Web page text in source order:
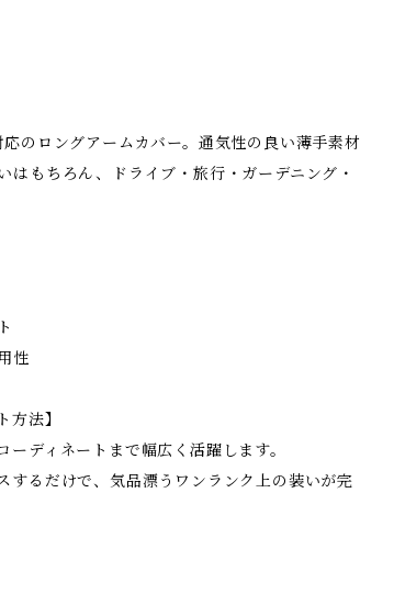
のロングアームカバー。通気性の良い薄手素材
もちろん、ドライブ・旅行・ガーデニング・
性
方法】
ーディネートまで幅広く活躍します。
するだけで、気品漂うワンランク上の装いが完